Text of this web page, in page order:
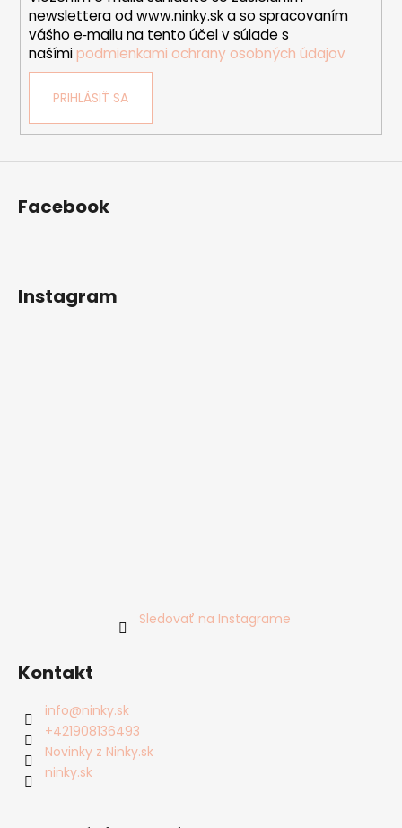
newslettera od www.ninky.sk a so spracovaním
vášho e‑mailu na tento účel v súlade s
našími podmienkami ochrany osobných údajov
PRIHLÁSIŤ SA
Facebook
Instagram
Sledovať na Instagrame
Kontakt
info@ninky.sk
+421908136493
Novinky z Ninky.sk
ninky.sk